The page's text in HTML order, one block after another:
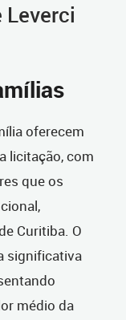
Leverci
oferecem
licitação, com
que os
Curitiba. O
significativa
médio da